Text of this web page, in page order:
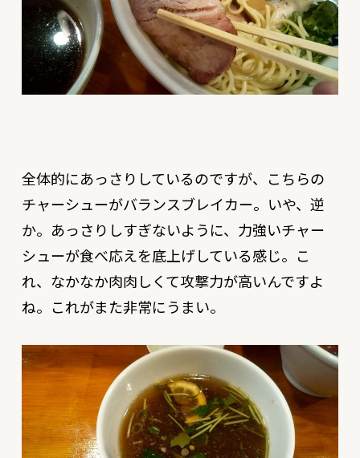
全体的にあっさりしているのですが、こちらの
チャーシューがバランスブレイカー。いや、逆
か。あっさりしすぎないように、力強いチャー
シューが食べ応えを底上げしている感じ。こ
れ、なかなか肉肉しくて攻撃力が高いんですよ
ね。これがまた非常にうまい。